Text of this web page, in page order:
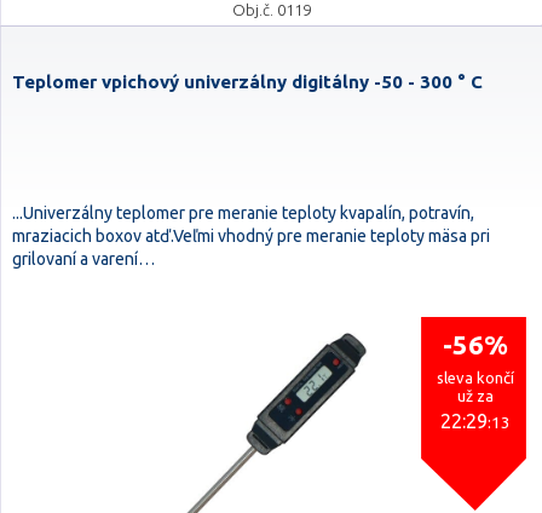
Obj.č. 0119
Teplomer vpichový univerzálny digitálny -50 - 300 ° C
...Univerzálny teplomer pre meranie teploty kvapalín, potravín,
mraziacich boxov atď.Veľmi vhodný pre meranie teploty mäsa pri
grilovaní a varení…
-56%
sleva končí
už za
22:29:12